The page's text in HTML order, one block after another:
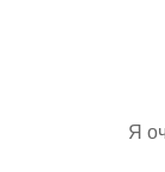
Я